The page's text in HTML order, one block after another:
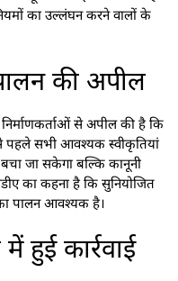
का उल्लंघन करने वालों के
की अपील
से अपील की है कि
पहले सभी आवश्यक स्वीकृतियां
जा सकेगा बल्कि कानूनी
का कहना है कि सुनियोजित
पालन आवश्यक है।
हुई कार्रवाई